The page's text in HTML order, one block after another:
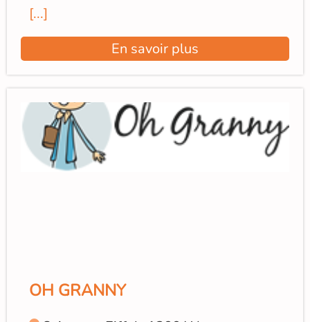
[...]
En savoir plus
OH GRANNY